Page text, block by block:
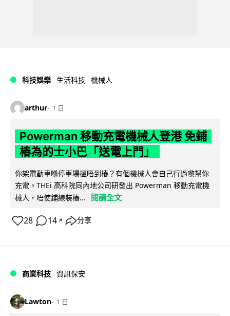
科技娛樂 生活科技 機械人
arthur 1 日
Powerman 移動充電機械人登港 免鋪
樁為的士小巴「送電上門」
你架電動車喺停車場搵唔到樁？有個機械人會自己行過嚟幫你
充電。THEi 高科院同內地公司研發出 Powerman 移動充電機
械人，唔使鋪線裝樁...
閱讀全文
28 14 ↗ 分享
商業科技 資訊保安
Lawton 1 日